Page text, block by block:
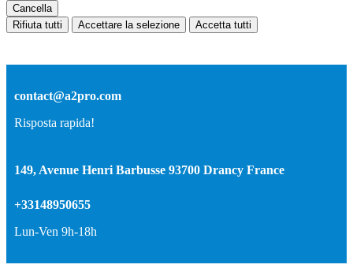
Cancella
Rifiuta tutti
Accettare la selezione Accetta tutti
contact@a2pro.com
Risposta rapida!
149, Avenue Henri Barbusse 93700 Drancy France
+33148950655
Lun-Ven 9h-18h